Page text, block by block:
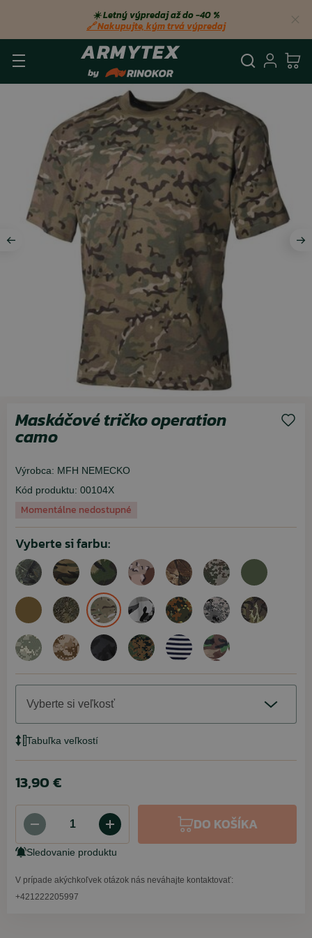
☀️ Letný výpredaj až do −40 %
🔗 Nakupujte, kým trvá výpredaj
Maskáčové tričko operation
camo
Výrobca: MFH NEMECKO
Kód produktu: 00104X
Momentálne nedostupné
Vyberte si farbu:
Vyberte si veľkosť
Tabuľka veľkostí
13,90 €
DO KOŠÍKA
Sledovanie produktu
V prípade akýchkoľvek otázok nás neváhajte kontaktovať:
+421222205997